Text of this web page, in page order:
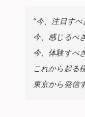
”今、注目すべ
今、感じるべ
今、体験すべ
これから起る
東京から発信